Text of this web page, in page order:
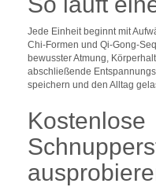
Jede Einheit beginnt mit
Chi-Formen und Qi-Gong-
bewusster Atmung,
abschließende
speichern und den Alltag
Kostenlose